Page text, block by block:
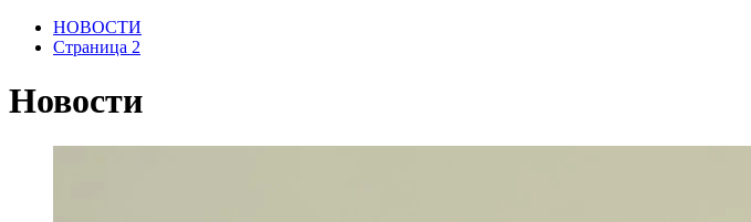
НОВОСТИ
Страница 2
Новости